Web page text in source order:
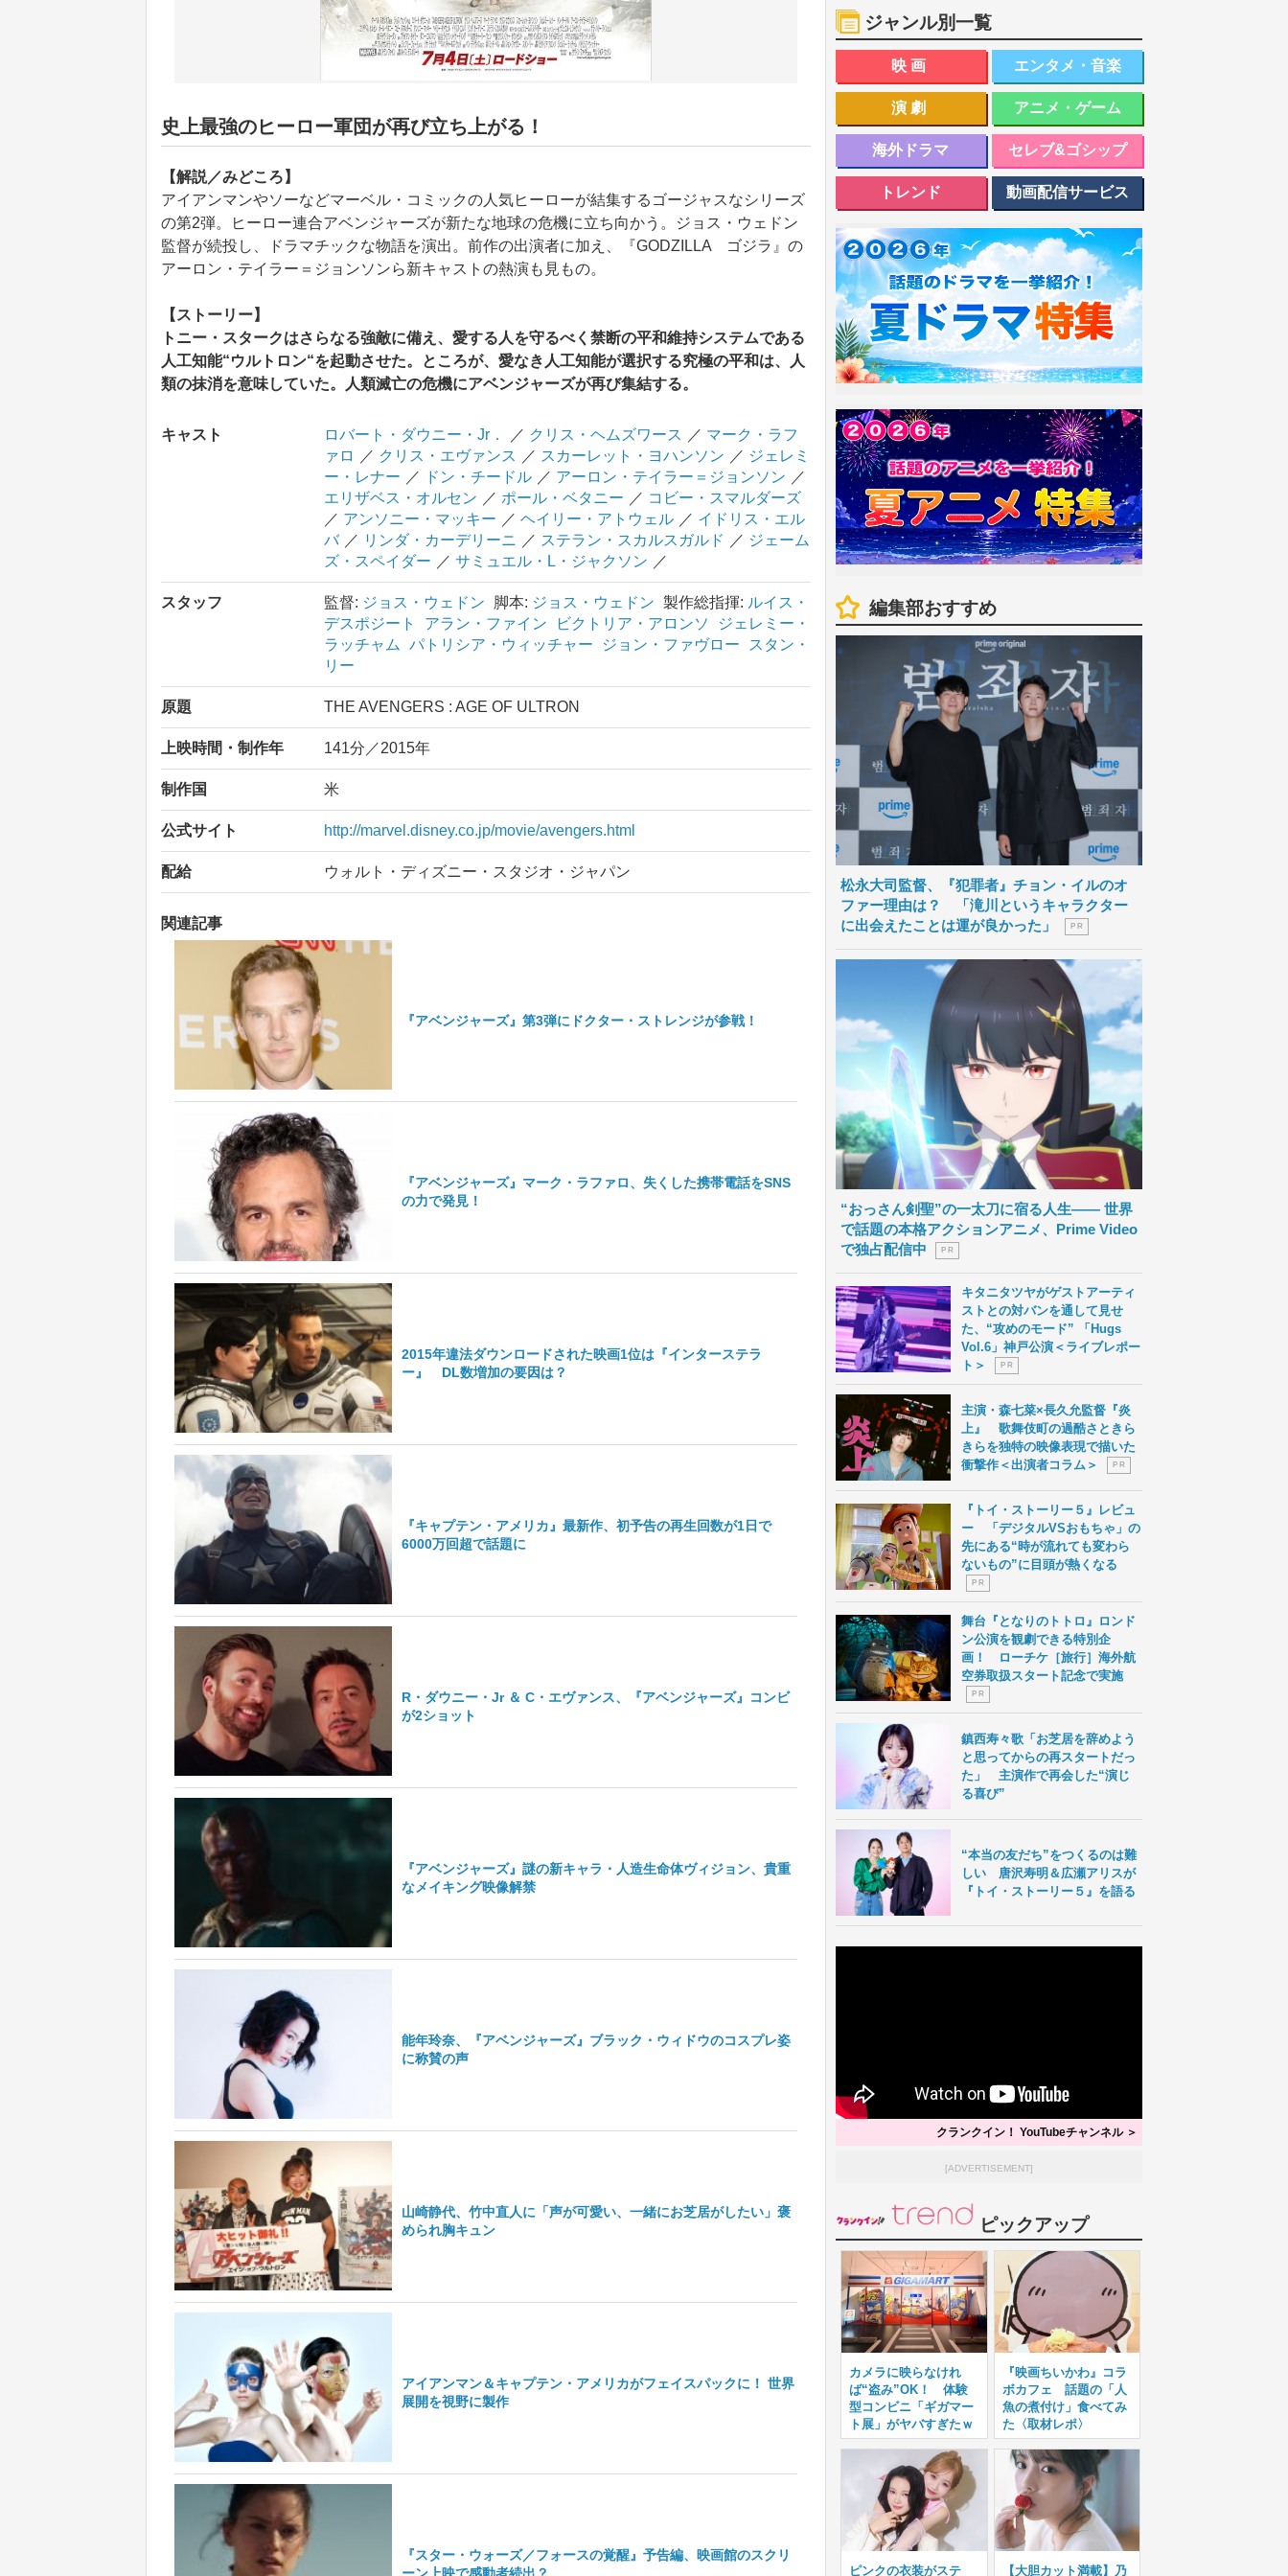
史上最強のヒーロー軍団が再び立ち上がる！
【解説／みどころ】
アイアンマンやソーなどマーベル・コミックの人気ヒーローが結集するゴージャスなシリーズ
の第2弾。ヒーロー連合アベンジャーズが新たな地球の危機に立ち向かう。ジョス・ウェドン
監督が続投し、ドラマチックな物語を演出。前作の出演者に加え、『GODZILLA ゴジラ』の
アーロン・テイラー＝ジョンソンら新キャストの熱演も見もの。
【ストーリー】
トニー・スタークはさらなる強敵に備え、愛する人を守るべく禁断の平和維持システムである
人工知能“ウルトロン“を起動させた。ところが、愛なき人工知能が選択する究極の平和は、人
類の抹消を意味していた。人類滅亡の危機にアベンジャーズが再び集結する。
キャスト ロバート・ダウニー・Jr． ／ クリス・ヘムズワース ／ マーク・ラフ
ァロ
／ クリス・エヴァンス ／ スカーレット・ヨハンソン ／ ジェレミ
ー・レナー ／ ドン・チードル ／ アーロン・テイラー＝ジョンソン ／
エリザベス・オルセン ／ ポール・ベタニー ／ コビー・スマルダーズ
／ アンソニー・マッキー ／ ヘイリー・アトウェル ／ イドリス・エル
バ ／ リンダ・カーデリーニ ／ ステラン・スカルスガルド ／ ジェーム
ズ・スペイダー ／ サミュエル・L・ジャクソン ／
スタッフ 監督: ジョス・ウェドン 脚本: ジョス・ウェドン 製作総指揮: ルイス・
デスポジート
アラン・ファイン ビクトリア・アロンソ
ジェレミー・
ラッチャム
パトリシア・ウィッチャー ジョン・ファヴロー
スタン・
リー
原題 THE AVENGERS : AGE OF ULTRON
上映時間・制作年 141分／2015年
制作国 米
公式サイト http://marvel.disney.co.jp/movie/avengers.html
配給 ウォルト・ディズニー・スタジオ・ジャパン
関連記事
『アベンジャーズ』第3弾にドクター・ストレンジが参戦！
『アベンジャーズ』マーク・ラファロ、失くした携帯電話をSNS
の力で発見！
2015年違法ダウンロードされた映画1位は『インターステラ
ー』 DL数増加の要因は？
『キャプテン・アメリカ』最新作、初予告の再生回数が1日で
6000万回超で話題に
R・ダウニー・Jr ＆ C・エヴァンス、『アベンジャーズ』コンビ
が2ショット
『アベンジャーズ』謎の新キャラ・人造生命体ヴィジョン、貴重
なメイキング映像解禁
能年玲奈、『アベンジャーズ』ブラック・ウィドウのコスプレ姿
に称賛の声
山崎静代、竹中直人に「声が可愛い、一緒にお芝居がしたい」褒
められ胸キュン
アイアンマン＆キャプテン・アメリカがフェイスパックに！ 世界
展開を視野に製作
『スター・ウォーズ／フォースの覚醒』予告編、映画館のスクリ
ジャンル別一覧
映画 エンタメ・音楽
演劇 アニメ・ゲーム
海外ドラマ セレブ&ゴシップ
トレンド 動画配信サービス
編集部おすすめ
松永大司監督、『犯罪者』チョン・イルのオ
ファー理由は？ 「滝川というキャラクター
に出会えたことは運が良かった」
P R
“おっさん剣聖”の一太刀に宿る人生―― 世界
で話題の本格アクションアニメ、Prime Video
で独占配信中
P R
キタニタツヤがゲストアーティ
ストとの対バンを通して見せ
た、“攻めのモード” 「Hugs
Vol.6」神戸公演＜ライブレポー
ト＞
P R
主演・森七菜×長久允監督『炎
上』 歌舞伎町の過酷さときら
きらを独特の映像表現で描いた
衝撃作＜出演者コラム＞
P R
『トイ・ストーリー５』レビュ
ー 「デジタルVSおもちゃ」の
先にある“時が流れても変わら
ないもの”に目頭が熱くなる
P R
舞台『となりのトトロ』ロンド
ン公演を観劇できる特別企
画！ ローチケ［旅行］海外航
空券取扱スタート記念で実施
P R
鎮西寿々歌「お芝居を辞めよう
と思ってからの再スタートだっ
た」 主演作で再会した“演じ
る喜び”
“本当の友だち”をつくるのは難
しい 唐沢寿明＆広瀬アリスが
『トイ・ストーリー５』を語る
クランクイン！ YouTubeチャンネル ＞
[ADVERTISEMENT]
ピックアップ
カメラに映らなけれ
ば“盗み”OK！ 体験
型コンビニ「ギガマー
ト展」がヤバすぎたｗ
『映画ちいかわ』コラ
ボカフェ 話題の「人
魚の煮付け」食べてみ
た〈取材レポ〉
ピンクの衣装がステ 【大胆カット満載】乃